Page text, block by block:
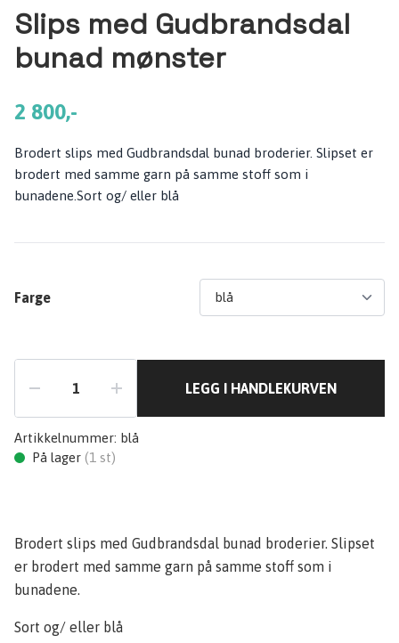
Slips med Gudbrandsdal
bunad mønster
2 800,-
Brodert slips med Gudbrandsdal bunad broderier. Slipset er
brodert med samme garn på samme stoff som i
bunadene.Sort og/ eller blå
Farge
LEGG I HANDLEKURVEN
Artikkelnummer: blå
På lager (1 st)
Brodert slips med Gudbrandsdal bunad broderier. Slipset
er brodert med samme garn på samme stoff som i
bunadene.
Sort og/ eller blå